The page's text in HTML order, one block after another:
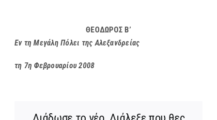
ΘΕΟΔΩΡΟΣ Β’
Εν τη Μεγάλη Πόλει της Αλεξανδρείας
τη 7η Φεβρουαρίου 2008